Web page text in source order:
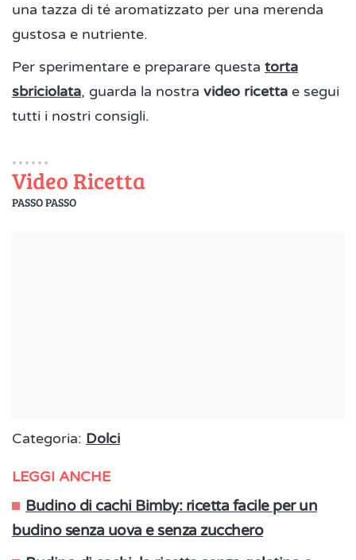
una tazza di té aromatizzato per una merenda
gustosa e nutriente.
Per sperimentare e preparare questa torta
sbriciolata, guarda la nostra video ricetta e segui
tutti i nostri consigli.
Video Ricetta
PASSO PASSO
Categoria: Dolci
LEGGI ANCHE
Budino di cachi Bimby: ricetta facile per un
budino senza uova e senza zucchero